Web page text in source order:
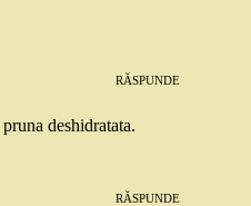
RĂSPUNDE
deshidratata.
RĂSPUNDE